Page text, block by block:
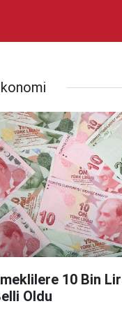
10 Bin
Oldu